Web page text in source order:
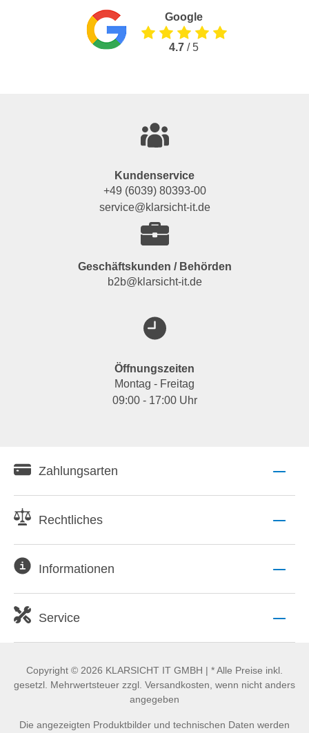
Google
4.7 / 5
Kundenservice
+49 (6039) 80393-00
service@klarsicht-it.de
Geschäftskunden / Behörden
b2b@klarsicht-it.de
Öffnungszeiten
Montag - Freitag
09:00 - 17:00 Uhr
Zahlungsarten
Rechtliches
Informationen
Service
Copyright © 2026 KLARSICHT IT GMBH | * Alle Preise inkl.
gesetzl. Mehrwertsteuer zzgl. Versandkosten, wenn nicht anders
angegeben
Die angezeigten Produktbilder und technischen Daten werden